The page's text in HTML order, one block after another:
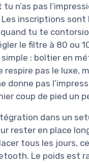
n’as pas
inscriptions sont
tu te
le filtre à 80 ou
: boîtier en
respire pas le luxe,
donne pas
coup de pied un
dans un
rester en place
tous les jours,
Le poids est